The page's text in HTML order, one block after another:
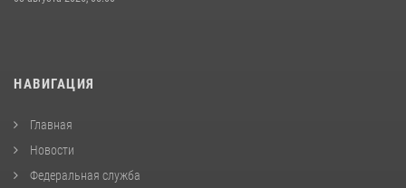
НАВИГАЦИЯ
Главная
Новости
Федеральная служба